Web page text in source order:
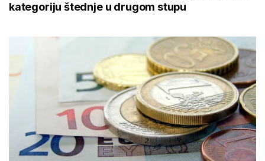
kategoriju štednje u drugom stupu